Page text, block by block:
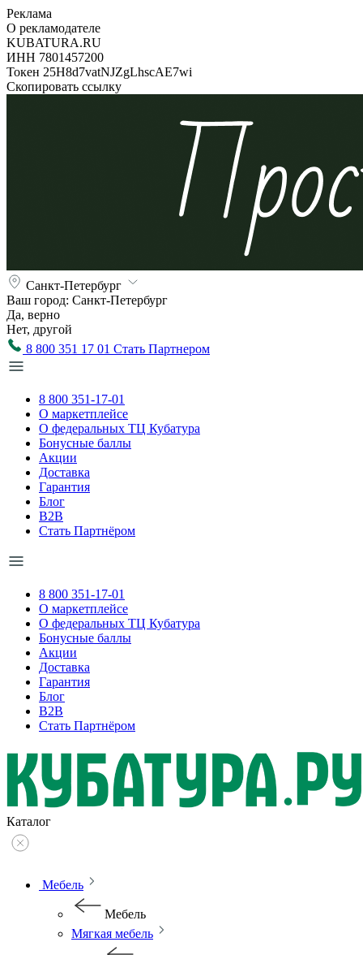
Реклама
О рекламодателе
KUBATURA.RU
ИНН 7801457200
Токен 25H8d7vatNJZgLhscAE7wi
Скопировать ссылку
Санкт-Петербург
Ваш город: Санкт-Петербург
Да, верно
Нет, другой
8 800 351 17 01 Стать Партнером
8 800 351-17-01
О маркетплейсе
О федеральных ТЦ Кубатура
Бонусные баллы
Акции
Доставка
Гарантия
Блог
B2B
Стать Партнёром
8 800 351-17-01
О маркетплейсе
О федеральных ТЦ Кубатура
Бонусные баллы
Акции
Доставка
Гарантия
Блог
B2B
Стать Партнёром
Каталог
Мебель
Мебель
Мягкая мебель